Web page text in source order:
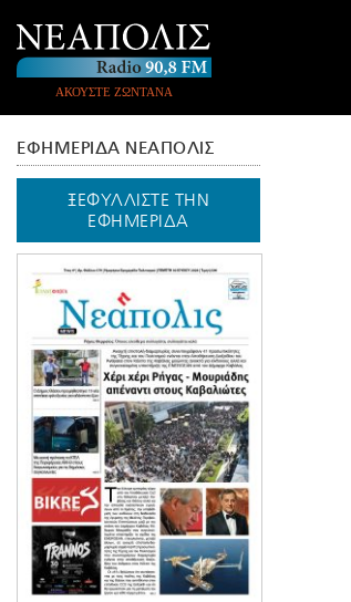
ΑΚΟΥΣΤΕ ΖΩΝΤΑΝΑ
ΕΦΗΜΕΡΙΔΑ ΝΕΑΠΟΛΙΣ
ΞΕΦΥΛΛΙΣΤΕ ΤΗΝ
ΕΦΗΜΕΡΙΔΑ